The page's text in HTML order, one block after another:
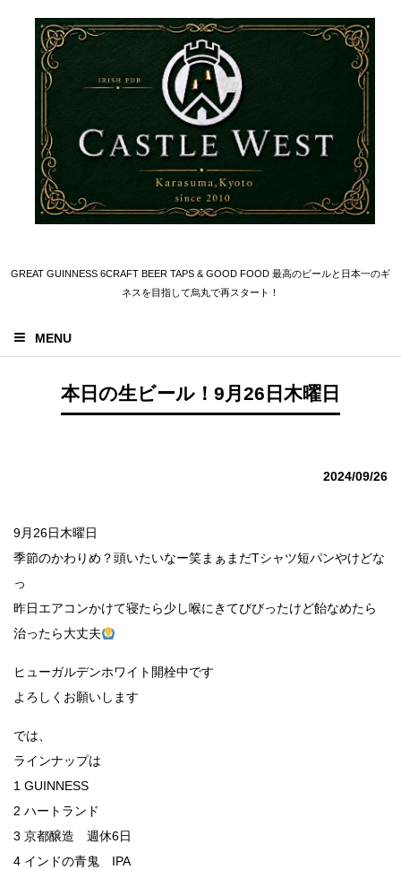
GREAT GUINNESS 6CRAFT BEER TAPS & GOOD FOOD 最高のビールと日本一のギ
ネスを目指して烏丸で再スタート！
MENU
本日の生ビール！9月26日木曜日
2024/09/26
9月26日木曜日
季節のかわりめ？頭いたいなー笑まぁまだTシャツ短パンやけどな
っ
昨日エアコンかけて寝たら少し喉にきてびびったけど飴なめたら
治ったら大丈夫
ヒューガルデンホワイト開栓中です
よろしくお願いします
では、
ラインナップは
1 GUINNESS
2 ハートランド
3 京都醸造 週休6日
4 インドの青鬼 IPA